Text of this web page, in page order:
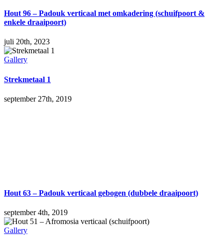
Hout 96 – Padouk verticaal met omkadering (schuifpoort &
enkele draaipoort)
juli 20th, 2023
Gallery
Strekmetaal 1
september 27th, 2019
Hout 63 – Padouk verticaal gebogen (dubbele draaipoort)
september 4th, 2019
Gallery